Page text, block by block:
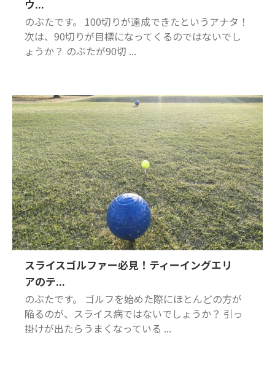
ウ...
のぶたです。 100切りが達成できたというアナタ！
次は、90切りが目標になってくるのではないでし
ょうか？ のぶたが90切 ...
スライスゴルファー必見！ティーイングエリ
アのテ...
のぶたです。 ゴルフを始めた際にほとんどの方が
陥るのが、スライス病ではないでしょうか？ 引っ
掛けが出たらうまくなっている ...